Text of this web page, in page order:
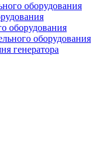
оборудования
оборудования
оборудования
генератора